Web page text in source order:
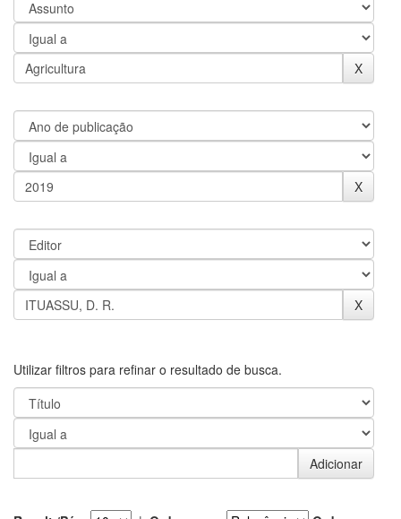
Utilizar filtros para refinar o resultado de busca.